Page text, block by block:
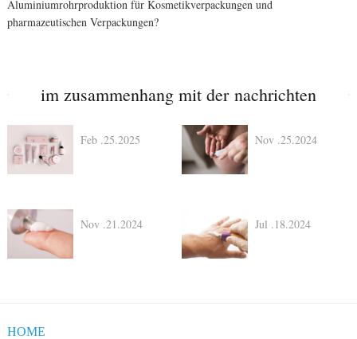
Aluminiumrohrproduktion für Kosmetikverpackungen und
pharmazeutischen Verpackungen?
im zusammenhang mit der nachrichten
Feb .25.2025 Nov .25.2024
Nov .21.2024 Jul .18.2024
HOME